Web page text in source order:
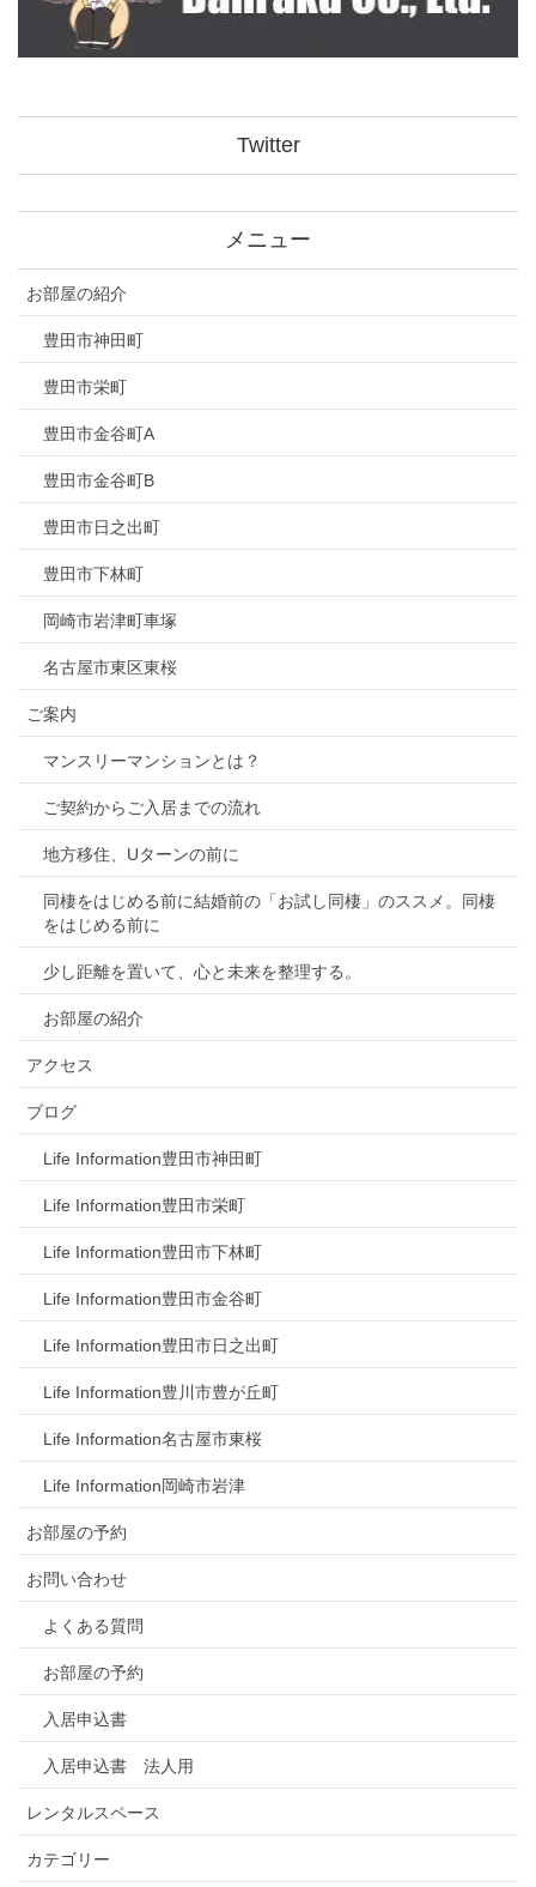
Twitter
メニュー
お部屋の紹介
豊田市神田町
豊田市栄町
豊田市金谷町A
豊田市金谷町B
豊田市日之出町
豊田市下林町
岡崎市岩津町車塚
名古屋市東区東桜
ご案内
マンスリーマンションとは？
ご契約からご入居までの流れ
地方移住、Uターンの前に
同棲をはじめる前に結婚前の「お試し同棲」のススメ。同棲
をはじめる前に
少し距離を置いて、心と未来を整理する。
お部屋の紹介
アクセス
ブログ
Life Information豊田市神田町
Life Information豊田市栄町
Life Information豊田市下林町
Life Information豊田市金谷町
Life Information豊田市日之出町
Life Information豊川市豊が丘町
Life Information名古屋市東桜
Life Information岡崎市岩津
お部屋の予約
お問い合わせ
よくある質問
お部屋の予約
入居申込書
入居申込書 法人用
レンタルスペース
カテゴリー